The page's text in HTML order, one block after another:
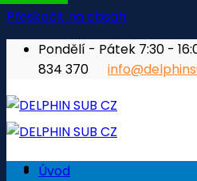
Přeskočit na obsah
Pondělí - Pátek 7:30 -
834 370
Úvod